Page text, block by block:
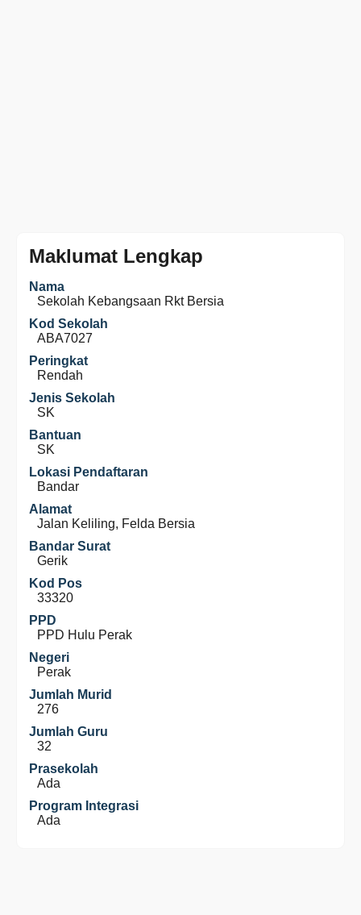
Maklumat Lengkap
Nama
Sekolah Kebangsaan Rkt Bersia
Kod Sekolah
ABA7027
Peringkat
Rendah
Jenis Sekolah
SK
Bantuan
SK
Lokasi Pendaftaran
Bandar
Alamat
Jalan Keliling, Felda Bersia
Bandar Surat
Gerik
Kod Pos
33320
PPD
PPD Hulu Perak
Negeri
Perak
Jumlah Murid
276
Jumlah Guru
32
Prasekolah
Ada
Program Integrasi
Ada